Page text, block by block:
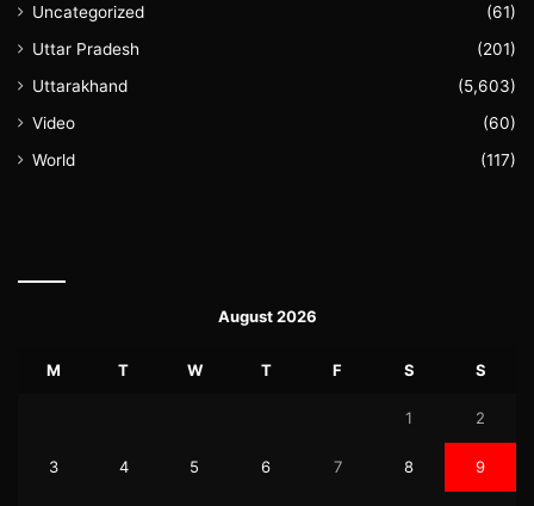
Uncategorized
(61)
Uttar Pradesh
(201)
Uttarakhand
(5,603)
Video
(60)
World
(117)
August 2026
M T W T F S S
1 2
3 4 5 6 7 8 9